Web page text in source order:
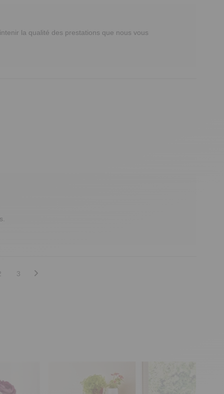
la qualité des prestations que nous vous
3